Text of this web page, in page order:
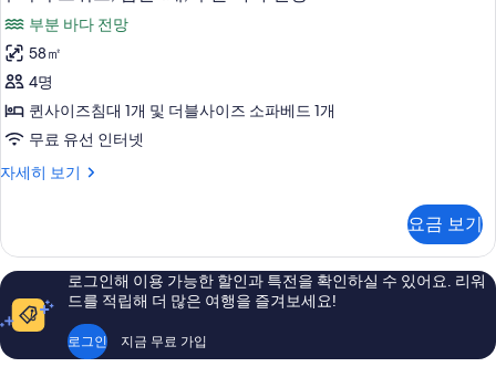
두
보
기
전
망
자
세
히
보
기
니
어
스
위
트,
실
개,
부
분
바
다
부분 바다 전망
58㎡
4명
퀸사이즈침대 1개 및 더블사이즈 소파베드 1개
무료 유선 인터넷
자세히 보기
주
위
트,
침
실
1
개,
요금 보기
로그인해 이용 가능한 할인과 특전을 확인하실 수 있어요. 리워
드를 적립해 더 많은 여행을 즐겨보세요!
로그인 지금 무료 가입